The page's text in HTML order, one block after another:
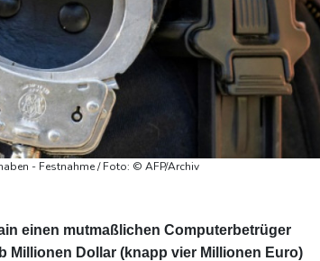
- Festnahme / Foto: © AFP/Archiv
einen mutmaßlichen Computerbetrüger
Millionen Dollar (knapp vier Millionen Euro)